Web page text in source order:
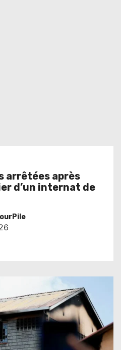
arrêtées après
d’un internat de